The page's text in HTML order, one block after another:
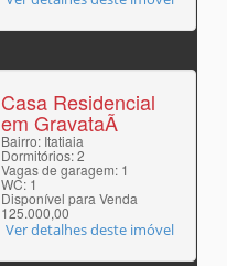
Casa Residencial
em GravataÃ­
Bairro: Itatiaia
Dormitórios: 2
Vagas de garagem: 1
WC: 1
Disponível para Venda
125.000,00
Ver detalhes deste imóvel